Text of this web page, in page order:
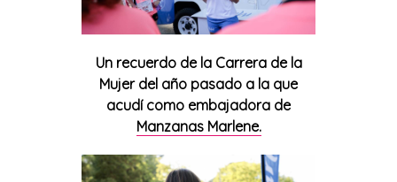
Un recuerdo de la Carrera de la
Mujer del año pasado a la que
acudí como embajadora de
Manzanas Marlene.